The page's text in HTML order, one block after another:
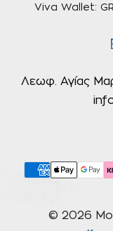
Viva Wallet:
Λεωφ. Αγίας
© 2026